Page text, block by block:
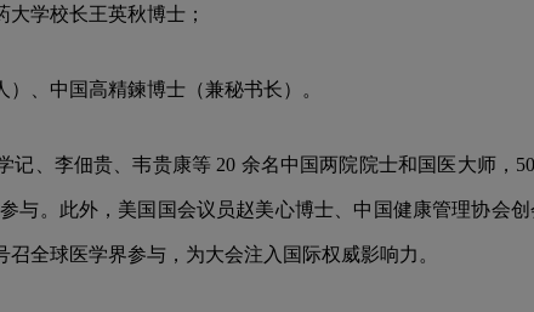
学校长王英秋博士；
、中国高精鍊博士（兼秘书长）。
、李佃贵、韦贵康等 20 余名中国两院院士和国医大师，
与。此外，美国国会议员赵美心博士、中国健康管理协会
全球医学界参与，为大会注入国际权威影响力。